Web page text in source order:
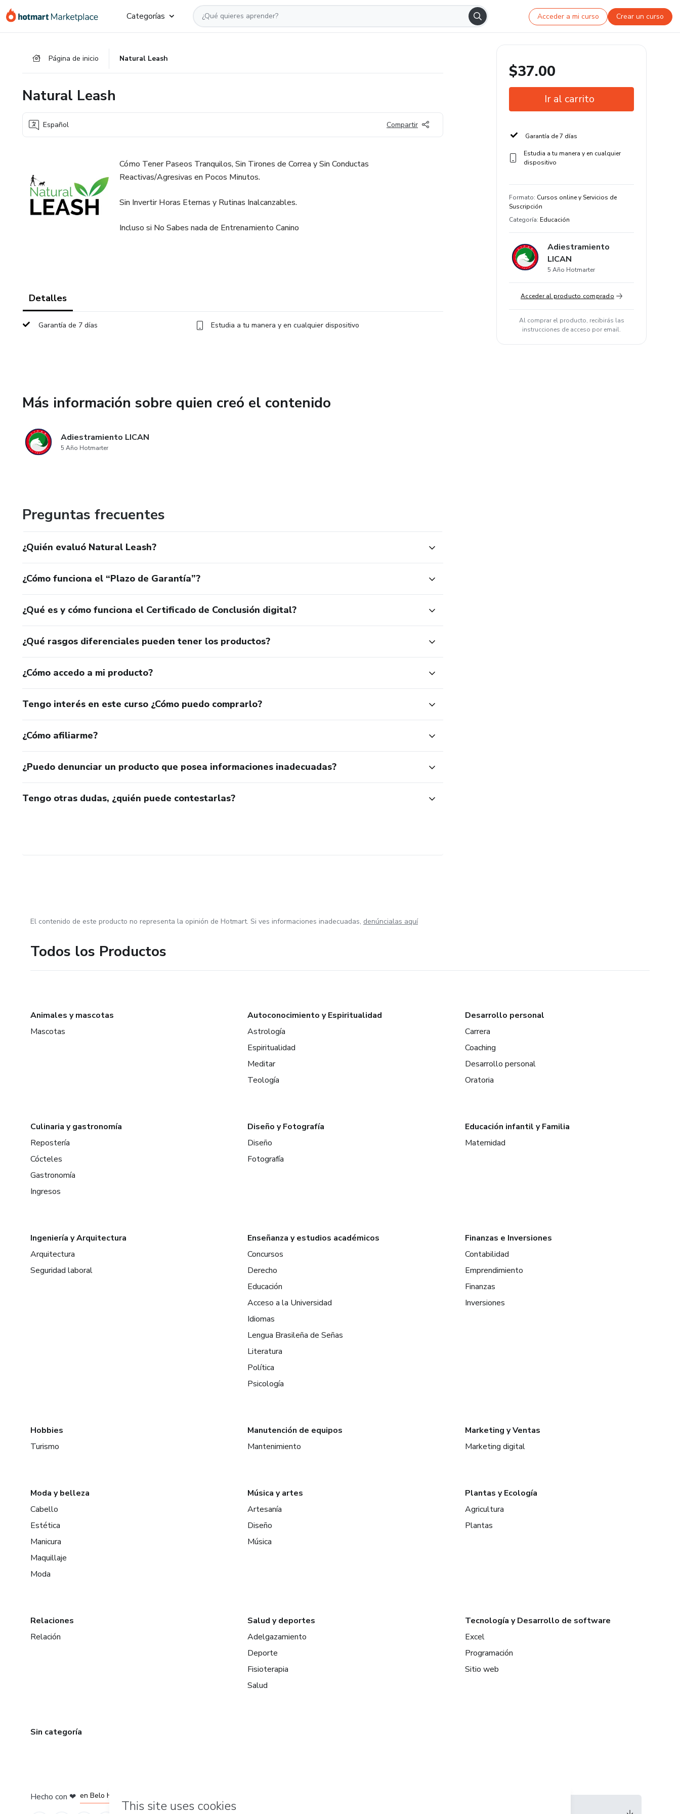
Categorías Acceder a mi curso Crear un curso
Página de inicio Natural Leash
Natural Leash
Español Compartir
Cómo Tener Paseos Tranquilos, Sin Tirones de Correa y Sin Conductas
Reactivas/Agresivas en Pocos Minutos.
Sin Invertir Horas Eternas y Rutinas Inalcanzables.
Incluso si No Sabes nada de Entrenamiento Canino
Detalles
Garantía de 7 días Estudia a tu manera y en cualquier dispositivo
Más información sobre quien creó el contenido
Adiestramiento LICAN
5 Año Hotmarter
Preguntas frecuentes
¿Quién evaluó Natural Leash?
¿Cómo funciona el “Plazo de Garantía”?
¿Qué es y cómo funciona el Certificado de Conclusión digital?
¿Qué rasgos diferenciales pueden tener los productos?
¿Cómo accedo a mi producto?
Tengo interés en este curso ¿Cómo puedo comprarlo?
¿Cómo afiliarme?
¿Puedo denunciar un producto que posea informaciones inadecuadas?
Tengo otras dudas, ¿quién puede contestarlas?
$37.00
Ir al carrito
Garantía de 7 días
Estudia a tu manera y en cualquier
dispositivo
Formato: Cursos online y Servicios de
Suscripción
Categoría: Educación
Adiestramiento
LICAN
5 Año Hotmarter
Acceder al producto comprado
Al comprar el producto, recibirás las
instrucciones de acceso por email.
El contenido de este producto no representa la opinión de Hotmart. Si ves informaciones inadecuadas, denúncialas aquí
Todos los Productos
Animales y mascotas
Mascotas
Autoconocimiento y Espiritualidad
Astrología
Espiritualidad
Meditar
Teología
Desarrollo personal
Carrera
Coaching
Desarrollo personal
Oratoria
Culinaria y gastronomía
Repostería
Cócteles
Gastronomía
Ingresos
Diseño y Fotografía
Diseño
Fotografía
Educación infantil y Familia
Maternidad
Ingeniería y Arquitectura
Arquitectura
Seguridad laboral
Enseñanza y estudios académicos
Concursos
Derecho
Educación
Acceso a la Universidad
Idiomas
Lengua Brasileña de Señas
Literatura
Política
Psicología
Finanzas e Inversiones
Contabilidad
Emprendimiento
Finanzas
Inversiones
Hobbies
Turismo
Manutención de equipos
Mantenimiento
Marketing y Ventas
Marketing digital
Moda y belleza
Cabello
Estética
Manicura
Maquillaje
Moda
Música y artes
Artesanía
Diseño
Música
Plantas y Ecología
Agricultura
Plantas
Relaciones
Relación
Salud y deportes
Adelgazamiento
Deporte
Fisioterapia
Salud
Tecnología y Desarrollo de software
Excel
Programación
Sitio web
Sin categoría
Hecho con ❤ en Belo Horizonte